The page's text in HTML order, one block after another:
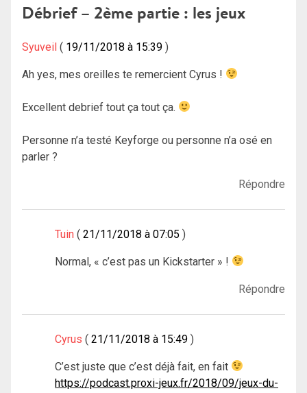
Débrief – 2ème partie : les jeux
Syuveil 19/11/2018 à 15:39
Ah yes, mes oreilles te remercient Cyrus !
Excellent debrief tout ça tout ça.
Personne n’a testé Keyforge ou personne n’a osé en
parler ?
Répondre
Tuin 21/11/2018 à 07:05
Normal, « c’est pas un Kickstarter » !
Répondre
Cyrus 21/11/2018 à 15:49
C’est juste que c’est déjà fait, en fait
https://podcast.proxi-jeux.fr/2018/09/jeux-du-